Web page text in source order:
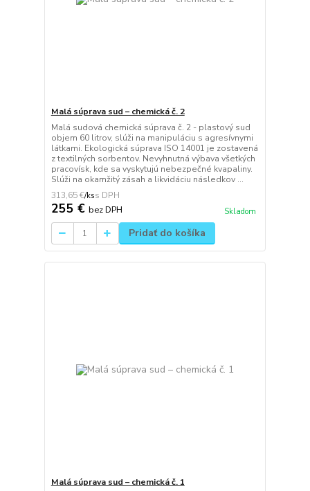
Malá súprava sud – chemická č. 2
Malá sudová chemická súprava č. 2 - plastový sud
objem 60 litrov, slúži na manipuláciu s agresívnymi
látkami. Ekologická súprava ISO 14001 je zostavená
z textilných sorbentov. Nevyhnutná výbava všetkých
pracovísk, kde sa vyskytujú nebezpečné kvapaliny.
Slúži na okamžitý zásah a likvidáciu následkov ...
313,65 €/ks
255 € bez DPH Skladom
Pridať do košíka
Malá súprava sud – chemická č. 1